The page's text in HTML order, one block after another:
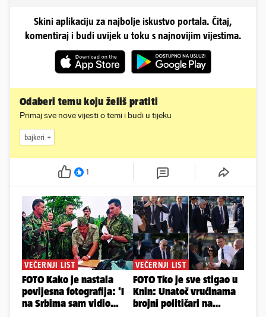
Skini aplikaciju za najbolje iskustvo portala. Čitaj,
komentiraj i budi uvijek u toku s najnovijim vijestima.
Odaberi temu koju želiš pratiti
Primaj sve nove vijesti o temi i budi u tijeku
bajkeri
1